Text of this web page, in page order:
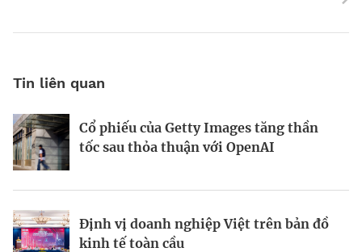
Tin liên quan
Cổ phiếu của Getty Images tăng thần
tốc sau thỏa thuận với OpenAI
Định vị doanh nghiệp Việt trên bản đồ
kinh tế toàn cầu
Động lực và những “điểm nghẽn” trên
hành trình kiến thiết đô thị xanh
Bất động sản công nghiệp xanh: sức
mạnh từ công nghệ và vốn
World Bank: Việt Nam cần điều chỉnh
mô hình tăng trưởng
Bà Đặng Minh Phương: Mạnh dạn đón
cơ hội, tạo dấu ấn mới